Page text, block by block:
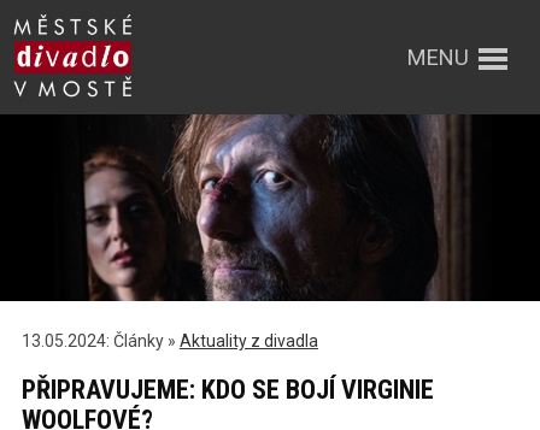
MENU
13.05.2024: Články » Aktuality z divadla
PŘIPRAVUJEME: KDO SE BOJÍ VIRGINIE
WOOLFOVÉ?